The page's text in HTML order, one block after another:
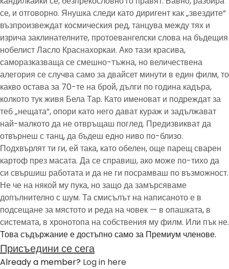
се, и отговорно. Янушка следи като диригент как „звездите“
възпроизвеждат космическия ред, танцува между тях и
изрича заклинателните, протоевангелски слова на бъдещия
нобелист Ласло Краснахоркаи. Ако тази красива,
саморазказваща се смешно-тъжна, но величествена
алегория се случва само за двайсет минути в един филм, то
какво остава за 70-те на брой, дълги по година кадъра,
колкото тук живя Бела Тар. Като именоват и подреждат за
теб „нещата“, опори като него дават кураж и задължават
най-малкото да не отвръщаш поглед. Предизвикват да
отвърнеш с танц, да бъдеш едно ниво по-близо.
Подхвърлят ти ги, ей така, като обелен, още парещ сварен
картоф през масата. Да се справиш, ако може по-тихо да
си свършиш работата и да не ги посрамваш по възможност.
Не че на някой му пука, но защо да замърсяваме
допълнително с шум. Та смисълът на написаното е в
подсещане за мястото и реда на човек — в опашката, в
системата, в хронотопа на собствения му филм. Или пък не.
Това съдържание е достъпно само за Премиум членове.
Присъедини се сега
Already a member? Log in here